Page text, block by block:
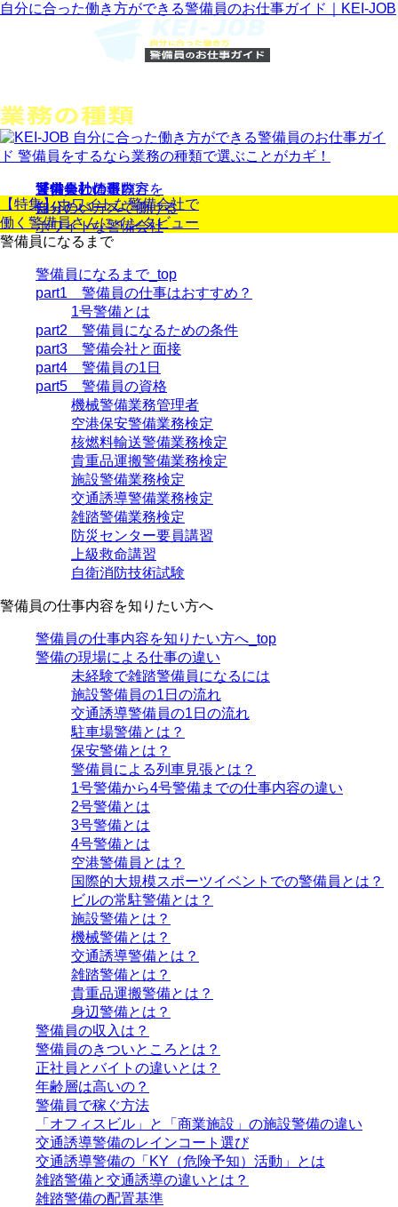
自分に合った働き方ができる警備員のお仕事ガイド｜KEI-JOB
警備員の仕事内容を
知りたい方へ
警備会社の選び方
警備会社の一覧
【特集】
自分のペースで働ける
ホワイトな警備会社
運営会社情報
【特集】ホワイトな警備会社で
働く警備員さんにインタビュー
警備員になるまで
警備員になるまで_top
part1 警備員の仕事はおすすめ？
1号警備とは
part2 警備員になるための条件
part3 警備会社と面接
part4 警備員の1日
part5 警備員の資格
機械警備業務管理者
空港保安警備業務検定
核燃料輸送警備業務検定
貴重品運搬警備業務検定
施設警備業務検定
交通誘導警備業務検定
雑踏警備業務検定
防災センター要員講習
上級救命講習
自衛消防技術試験
警備員の仕事内容を知りたい方へ
警備員の仕事内容を知りたい方へ_top
警備の現場による仕事の違い
未経験で雑踏警備員になるには
施設警備員の1日の流れ
交通誘導警備員の1日の流れ
駐車場警備とは？
保安警備とは？
警備員による列車見張とは？
1号警備から4号警備までの仕事内容の違い
2号警備とは
3号警備とは
4号警備とは
空港警備員とは？
国際的大規模スポーツイベントでの警備員とは？
ビルの常駐警備とは？
施設警備とは？
機械警備とは？
交通誘導警備とは？
雑踏警備とは？
貴重品運搬警備とは？
身辺警備とは？
警備員の収入は？
警備員のきついところとは？
正社員とバイトの違いとは？
年齢層は高いの？
警備員で稼ぐ方法
「オフィスビル」と「商業施設」の施設警備の違い
交通誘導警備のレインコート選び
交通誘導警備の「KY（危険予知）活動」とは
雑踏警備と交通誘導の違いとは？
雑踏警備の配置基準